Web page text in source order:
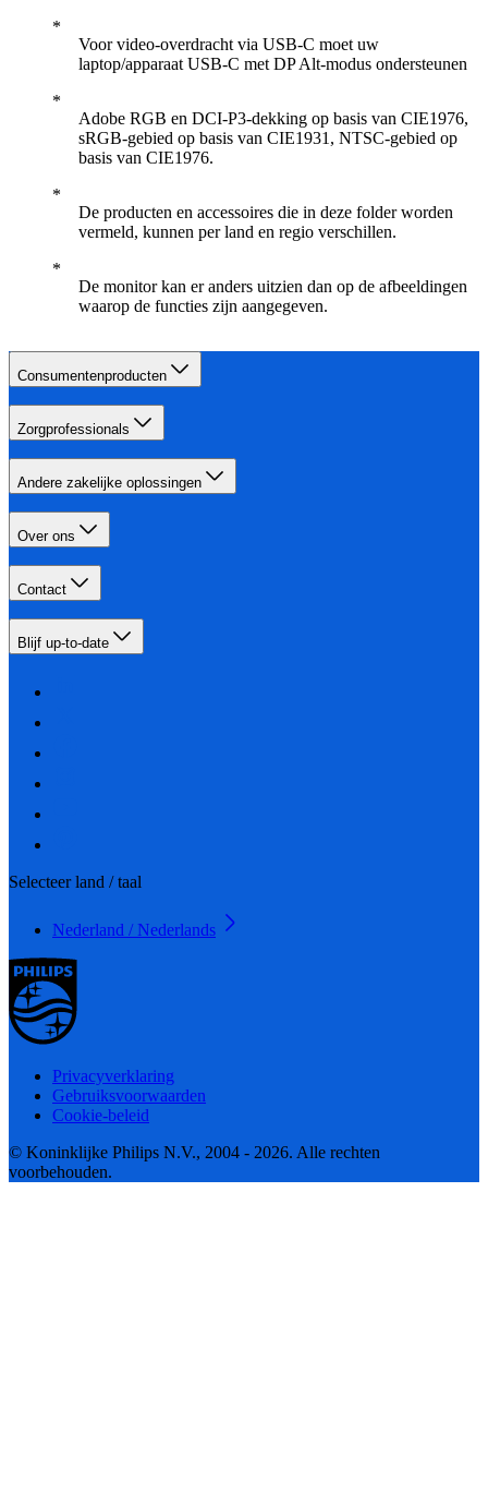
Voor video-overdracht via USB-C moet uw
laptop/apparaat USB-C met DP Alt-modus ondersteunen
Adobe RGB en DCI-P3-dekking op basis van CIE1976,
sRGB-gebied op basis van CIE1931, NTSC-gebied op
basis van CIE1976.
De producten en accessoires die in deze folder worden
vermeld, kunnen per land en regio verschillen.
De monitor kan er anders uitzien dan op de afbeeldingen
waarop de functies zijn aangegeven.
Consumentenproducten
Zorgprofessionals
Andere zakelijke oplossingen
Over ons
Contact
Blijf up-to-date
Selecteer land / taal
Nederland / Nederlands
Privacyverklaring
Gebruiksvoorwaarden
Cookie-beleid
© Koninklijke Philips N.V., 2004 - 2026. Alle rechten
voorbehouden.